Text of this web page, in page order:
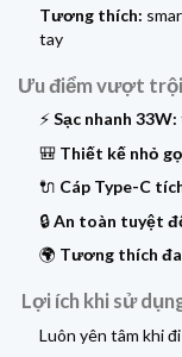
Tương thích:
tay
Ưu điểm vượt trội
⚡Sạc nhanh 33W:
🎒 Thiết kế nhỏ
🔌 Cáp Type-C
🔒An toàn tuyệt
🌍 Tương thích
Lợi ích khi sử
Luôn yên tâm khi